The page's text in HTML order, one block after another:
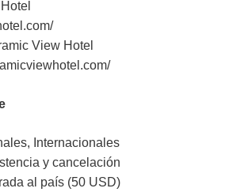
View Hotel
Internacionales
y cancelación
al país (50 USD)